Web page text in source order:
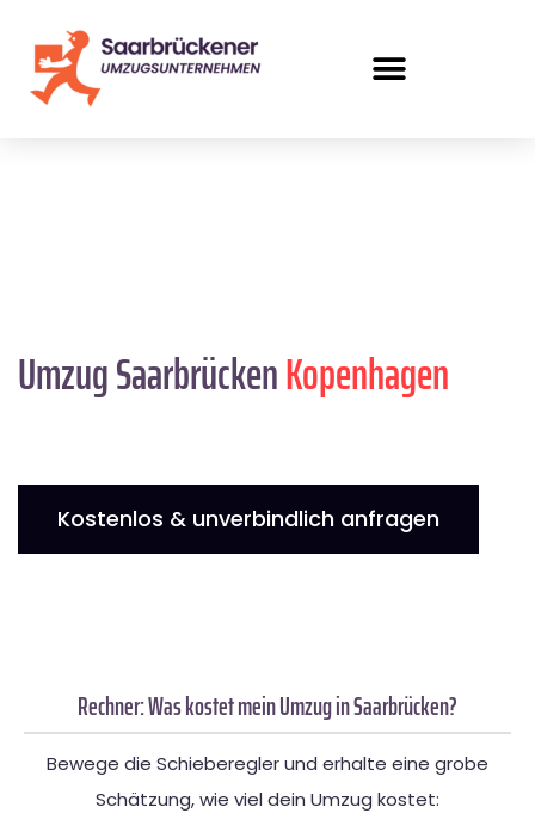
Umzug SaarbrückenKopenhagen
Kostenlos & unverbindlich anfragen
Rechner: Was kostet mein Umzug in Saarbrücken?
Bewege die Schieberegler und erhalte eine grobe
Schätzung, wie viel dein Umzug kostet: